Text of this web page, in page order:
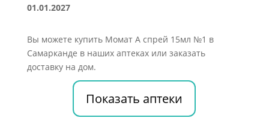
01.01.2027
Вы можете купить Момат А спрей 15мл №1 в
Самарканде в наших аптеках или заказать
доставку на дом.
Показать аптеки